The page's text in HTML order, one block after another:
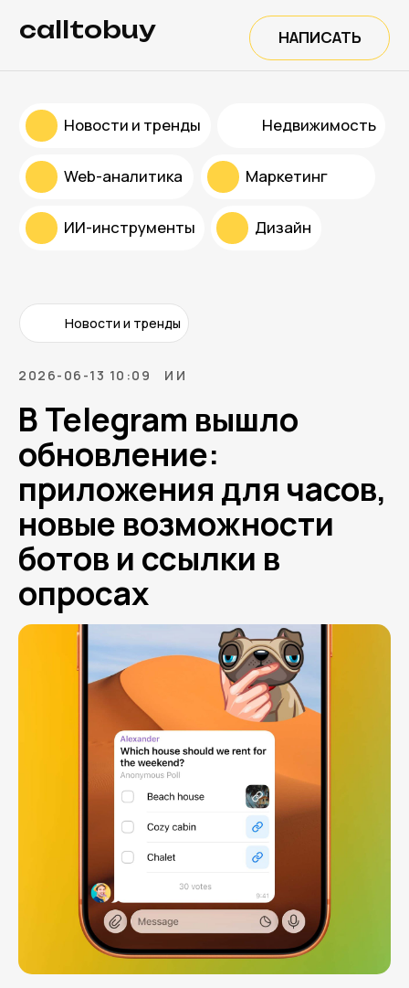
НАПИСАТЬ
calltobuy
Дизайн
Web-аналитика Маркетинг
ИИ-инструменты
Новости и тренды
2026-06-13 10:09 ИИ
В Telegram вышло
обновление:
приложения для часов,
новые возможности
ботов и ссылки в
опросах